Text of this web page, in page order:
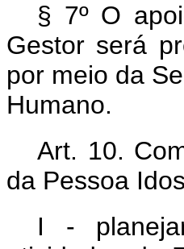
§ 7º O
Gestor será
por meio da
Humano.
Art. 10.
da Pessoa
I -